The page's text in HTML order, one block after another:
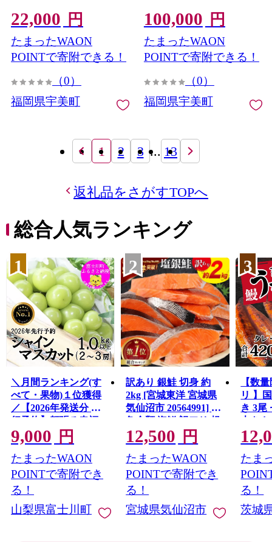
宇美町 um40azo860021] め
んたいこ 明太子訳あり 明
太子無着色 切子 ばらこ バ
ラ子 小切 小分け 冷凍 2キ
22,000 円
たまったWAON
POINTで寄附できる！
（0）
福岡県宇美町
um40azo860024] めんたい
こ 明太子訳あり 明太子無
着色 切子 ばらこ バラ子 小
切 小分け 冷凍
100,000 円
たまったWAON
POINTで寄附できる！
（0）
福岡県宇美町
1 2 3 ... 13
返礼品をさがすTOPへ
総合人気ランキング
1
＼月間ランキング(す
べて・果物)１位獲得
／【2026年発送分 先
行予約】頬張る幸福
感 〜緑の宝石・ シ
ャインマスカット 〜
１ｋｇ以上（２〜３
房） フルーツ 山梨県
産 果物 くだもの シャ
イン マスカット ぶど
う ブドウ 葡萄 大粒 種
9,000 円
たまったWAON
POINTで寄附でき
る！
山梨県富士川町
2
訳あり 銀鮭 切身 約
2kg [宮城東洋 宮城県
気仙沼市 20564991] 鮭
魚介類 海鮮 訳アリ 規
格外 不揃い さけ サケ
鮭切身 シャケ 切り身
冷凍 家庭用 おかず 弁
当 支援 サーモン 銀鮭
切り身 魚 わけあり
12,500 円
たまったWAON
POINTで寄附でき
る！
宮城県気仙沼市
3
【数
リ 】
き 3尾
大き
レ・
鰻 ふ
な重
茨城
と納
たま
る！
茨城